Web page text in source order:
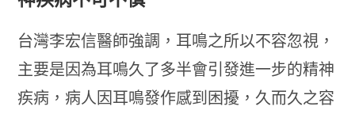
台灣李宏信醫師強調，耳鳴之所以不容忽視，
主要是因為耳鳴久了多半會引發進一步的精神
疾病，病人因耳鳴發作感到困擾，久而久之容